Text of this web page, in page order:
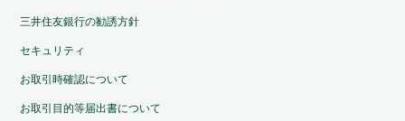
三井住友銀行の勧誘方針
セキュリティ
お取引時確認について
お取引目的等届出書について